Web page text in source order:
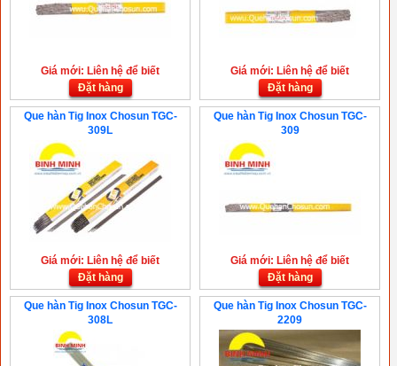
Giá mới: Liên hệ để biết
Đặt hàng
Giá mới: Liên hệ để biết
Đặt hàng
Que hàn Tig Inox Chosun TGC-
309L
Giá mới: Liên hệ để biết
Đặt hàng
Que hàn Tig Inox Chosun TGC-
309
Giá mới: Liên hệ để biết
Đặt hàng
Que hàn Tig Inox Chosun TGC-
308L
Que hàn Tig Inox Chosun TGC-
2209